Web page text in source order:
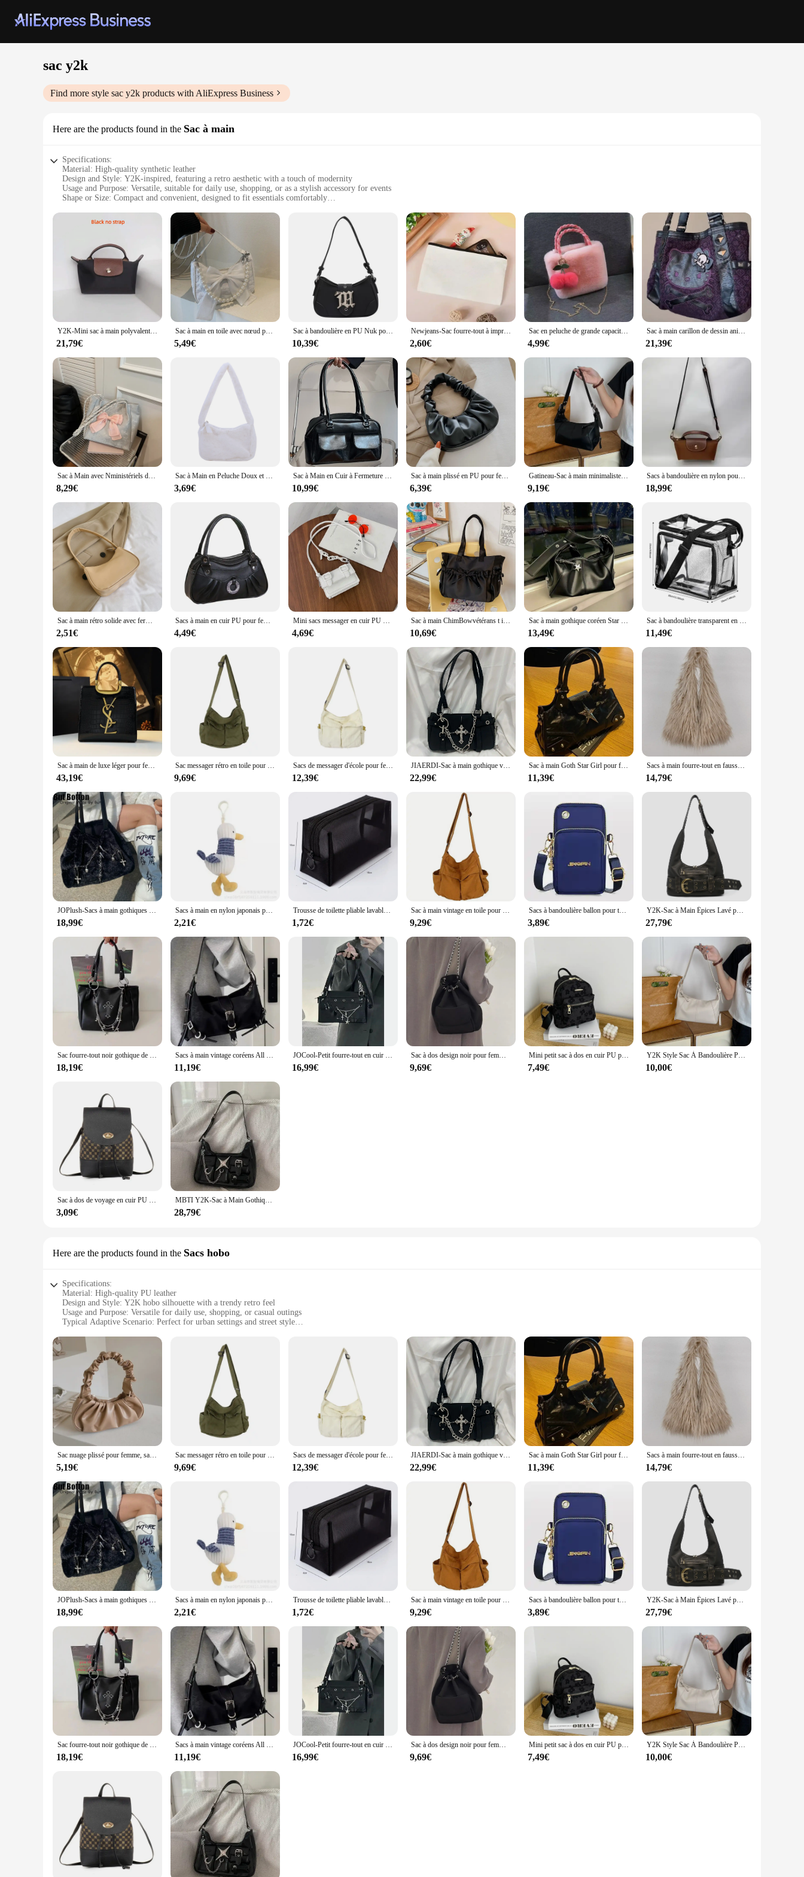
sac y2k
Find more style sac y2k products with AliExpress Business
Here are the products found in the Sac à main
Specifications:
Material: High-quality synthetic leather
Design and Style: Y2K-inspired, featuring a retro aesthetic with a touch of modernity
Usage and Purpose: Versatile, suitable for daily use, shopping, or as a stylish accessory for events
Shape or Size: Compact and convenient, designed to fit essentials comfortably
Parts and Accessories: Comes with a detachable shoulder strap for hands-free carrying
**Retro Charm Meets Modern Functionality**
Step back in time with the sac y2k, a bag that embodies the nostalgia of the Y2K era while offering the practicality of modern design. This handbag is crafted from high-quality synthetic leather,
ensuring durability and a luxurious feel. Its compact size makes it the perfect companion for daily outings, while the detachable shoulder strap provides versatility for hands-free carrying. The bag's
retro aesthetic is complemented by a functional zipper closure, keeping your belongings secure and organized.
**Versatility for Every Occasion**
Whether you're heading to a casual meet-up or a more formal event, the sac y2k is your go-to accessory. Its lightweight construction and stylish design make it a versatile choice for any outfit. The
bag's interior is spacious enough to accommodate your essentials, including your phone, wallet, and cosmetics. The detachable shoulder strap allows you to switch between carrying it as a handbag or
over your shoulder, ensuring you can adapt to any situation with ease.
**A Bag for Every Fashion Enthusiast**
palette and unique Y2K style make it a standout accessory, perfect for those who appreciate bold fashion choices. Whether you're a vendor looking to expand your product offerings or a fashion-
forward individual seeking a statement piece, this sac y2k is the perfect choice.
Y2K-Mini sac à main polyvalent pour femme, créateur de niche, sacs à main de luxe, printemps, automne, mode, initié, nouveau
21,79€
Sac à main en toile avec nœud perlé pour femme, sacs à bandoulière, sac lancé à la mode, téléphone, clé, monnaie, sacs à main de rangement, 2024
5,49€
Sac à bandoulière en PU Nuk pour femme, sacs à main décontractés, sacs à main de marque de créateur de luxe, décoration en tôle, petit, nouveau
10,39€
Newjeans-Sac fourre-tout à imprimé esthétique pour femme, How Sweet Music, sac en toile K-pop, sac à bandoulière, sac fourre-tout K-pop, concert
2,60€
Sac en peluche de grande capacité, sac de voyage en peluche douce, sac fourre-tout décontracté, sac messager initié, haute qualité, nouveau luxe, E27
4,99€
Sac à main carillon de dessin animé pour femme, sac fourre-tout polyvalent, grande capacité, utilisation décontractée, mode européenne et américaine, initié, nouveau, 2024
21,39€
Sac à Main avec Nministériels ds pour Femme, Fourre-Tout Polyvalent, Décontracté, Simple et Spacieux
8,29€
Sac à Main en Peluche Doux et Élégant pour Femme, Simple, Mignon, Sous les Bras, de Haute Qualité, à la Mode, Collection Automne Hiver
3,69€
Sac à Main en Cuir à Fermeture Éclair pour Femme, Fourre-Tout Décontracté, Rétro, Cartable Polyvalent, Grande Capacité, Shopping
10,99€
Sac à main plissé en PU pour femme, sac nuage, loisirs, ati elles, shopping initié, boulette, femme, 2024
6,39€
Gatineau-Sac à main minimaliste pour femmes, sac à main de moto pour filles, sac de transport sous les bras, sac de rue
9,19€
Sacs à bandoulière en nylon pour femmes, portefeuille et sacs à main de créateurs, mini fourre-tout, créateur de niche, décontracté, mode initiée, nouveau
18,99€
Sac à main rétro solide avec fermeture éclair pour femme, sac à ati elles, document, téléphone, initié, Y2k
2,51€
Sacs à main en cuir PU pour femmes et filles, sac à main léger, sacs de messager, grande capacité, sac sous les bras, fourre-tout à provisions
4,49€
Mini sacs messager en cuir PU pour femmes et filles, sac à main JOPurse, sacs à bandoulière, jaune, été, 2022
4,69€
Sac à main ChimBowvétérans t initié, grande capacité, fourre-tout décontracté, sac sous les bras, sac de voyage, sac de plage
10,69€
Sac à main gothique coréen Star Girl pour femme, sac à bandoulière, sac fourre-tout Messenger, Harajuku esthétique, initié vintage, carillon noir, Y2K
13,49€
Sac à bandoulière transparent en PVC pour femme, sac à main cartable pour femme, sac à main transparent de grande capacité, sac à provisions portable, initié
11,49€
Sac à main de luxe léger pour femme, sac fourre-tout, sac à bandoulière simple, imprimé crocodile, haute qualité, nouvelle mode automne et hiver 2024
43,19€
Sac messager rétro en toile pour vêtements de travail, sac initié, grande capacité, nouvelle classe étudiante
9,69€
Sacs de messager d'école pour femmes, sac à main de créateur pour dames, solide, grande capacité, décontracté, toile, initié, femme
12,39€
JIAERDI-Sac à main gothique vintage pour femme, sac à bandoulière Y2K, grunge, punk, décontracté, initié, rétro, moto, motard, noir, esthétique
22,99€
Sac à main Goth Star Girl pour femme, sacs fourre-tout Y2K, sac à main Goth coréen, sac noir esthétique, nickel é vintage, sac punk grunge, sacs à main initiés, E27
11,39€
Sacs à main fourre-tout en fausse fourrure pour femmes, sacs à main en laine pour filles, sac à main en peluche pour femmes, Y2K, proximité Wstring, mode chaude, E27, nouveau, 2023
14,79€
JOPlush-Sacs à main gothiques Lolita Punk pour femmes et filles, sacs initiés Harajuku, fourre-tout sous les bras moelleux de grande capacité, Y2K
18,99€
Sacs à main en nylon japonais pour femmes, sac à bandoulière de grande capacité, vêtements de travail rétro, sacs facteur
2,21€
Trousse de toilette pliable lavable transparente, sac cosmétique, sac de maquillage respirant, grande capacité, sac de rangement en maille, sac de voyage à fermeture éclair
1,72€
Sac à main vintage en toile pour femmes, fourre-tout initié par un adolescent, sacs de messager, sac à main décontracté pour dames, sac à bandoulière
9,29€
Sacs à bandoulière ballon pour téléphone portable pour femme, sac initié à la mode pour femme, poudres pour téléphone portable avec sauna, prise de téléphone, portefeuille 3 couches, nouveau
3,89€
Y2K-Sac à Main Épices Lavé pour Femme, Ceinture avec Poches à Rivets, Fourre-Tout de Grande Capacité, Sangle Initiale Réglable
27,79€
Sac fourre-tout noir gothique de grande capacité pour femmes, sacs JOinitiated pour filles chaudes, sacs à main en cuir PU pour femmes, sac à main de voyage, mode, Y2K
18,19€
Sacs à main vintage coréens All Match Streetwear, sacs à bandoulière simples, mode grunge, décontracté, initié, esthétique Y2k
11,19€
JOCool-Petit fourre-tout en cuir PU pour femme, sacs à bandoulière pour fille, sac à main initié au design de mode, Y2K
16,99€
Sac à dos design noir pour femme, sacs JOE27, sacs à dos en nylon pour filles, proximité de voyage, décontracté et à la mode, printemps et été
9,69€
Mini petit sac à dos en cuir PU pour femme, sac d'école multifonction pour femme, pack de poudres pour téléphone, impression de fleurs
7,49€
Y2K Style Sac À Bandoulière Pour Femmes À La Mode Moto Sac À Main Minimaliste D'épaule Sac À Main Pour Les Filles Street Wear
10,00€
Sac à dos de voyage en cuir PU pour femme, mini sac à main mignon, sac initié
3,09€
MBTI Y2K-Sac à Main Gothique Décontracté en Cuir PU pour Femme, Accessoire de Moto, Harajuku
28,79€
Here are the products found in the Sacs hobo
Specifications:
Material: High-quality PU leather
Design and Style: Y2K hobo silhouette with a trendy retro feel
Usage and Purpose: Versatile for daily use, shopping, or casual outings
Typical Adaptive Scenario: Perfect for urban settings and street style
Performance and Property: Durable and easy to maintain with a sturdy zipper closure
Features:
**Timeless Elegance Meets Modern Trends**
Step into the world of vintage charm with our Y2K hobo bag, a quintessential accessory for those who cherish a blend of timeless elegance and modern trends. Crafted from premium PU leather, this
bag is not only durable but also boasts a soft, supple texture that feels luxurious against the skin. Its sleek, hobo silhouette is designed to complement a variety of outfits, making it a versatile addition
to any wardrobe.
**Functionality Meets Style**
Designed with practicality in mind, this sac y2k features a spacious interior that effortlessly accommodates your daily essentials. Whether you're heading to work, running errands, or enjoying a casual
day out, this bag's lightweight design ensures comfort without compromising on space. The sturdy zipper closure keeps your belongings secure, while the adjustable shoulder strap allows for a
customizable fit, making it ideal for both petite and tall individuals.
**For Every Occasion**
attractive option for vendors and suppliers, while its sets for sale offer a complete package for those looking to stock up on trendy, functional bags. Embrace the Y2K aesthetic with this must-have
hobo bag, a blend of nostalgia and contemporary style that's sure to turn heads.
Sac nuage plissé pour femme, sac sous les bras, sac à main polyvalent, document solide, dessin animé, minimaliste, Kawaii, mode fille, cadeaux
5,19€
Sac messager rétro en toile pour vêtements de travail, sac initié, grande capacité, nouvelle classe étudiante
9,69€
Sacs de messager d'école pour femmes, sac à main de créateur pour dames, solide, grande capacité, décontracté, toile, initié, femme
12,39€
JIAERDI-Sac à main gothique vintage pour femme, sac à bandoulière Y2K, grunge, punk, décontracté, initié, rétro, moto, motard, noir, esthétique
22,99€
Sac à main Goth Star Girl pour femme, sacs fourre-tout Y2K, sac à main Goth coréen, sac noir esthétique, nickel é vintage, sac punk grunge, sacs à main initiés, E27
11,39€
Sacs à main fourre-tout en fausse fourrure pour femmes, sacs à main en laine pour filles, sac à main en peluche pour femmes, Y2K, proximité Wstring, mode chaude, E27, nouveau, 2023
14,79€
JOPlush-Sacs à main gothiques Lolita Punk pour femmes et filles, sacs initiés Harajuku, fourre-tout sous les bras moelleux de grande capacité, Y2K
18,99€
Sacs à main en nylon japonais pour femmes, sac à bandoulière de grande capacité, vêtements de travail rétro, sacs facteur
2,21€
Trousse de toilette pliable lavable transparente, sac cosmétique, sac de maquillage respirant, grande capacité, sac de rangement en maille, sac de voyage à fermeture éclair
1,72€
Sac à main vintage en toile pour femmes, fourre-tout initié par un adolescent, sacs de messager, sac à main décontracté pour dames, sac à bandoulière
9,29€
Sacs à bandoulière ballon pour téléphone portable pour femme, sac initié à la mode pour femme, poudres pour téléphone portable avec sauna, prise de téléphone, portefeuille 3 couches, nouveau
3,89€
Y2K-Sac à Main Épices Lavé pour Femme, Ceinture avec Poches à Rivets, Fourre-Tout de Grande Capacité, Sangle Initiale Réglable
27,79€
Sac fourre-tout noir gothique de grande capacité pour femmes, sacs JOinitiated pour filles chaudes, sacs à main en cuir PU pour femmes, sac à main de voyage, mode, Y2K
18,19€
Sacs à main vintage coréens All Match Streetwear, sacs à bandoulière simples, mode grunge, décontracté, initié, esthétique Y2k
11,19€
JOCool-Petit fourre-tout en cuir PU pour femme, sacs à bandoulière pour fille, sac à main initié au design de mode, Y2K
16,99€
Sac à dos design noir pour femme, sacs JOE27, sacs à dos en nylon pour filles, proximité de voyage, décontracté et à la mode, printemps et été
9,69€
Mini petit sac à dos en cuir PU pour femme, sac d'école multifonction pour femme, pack de poudres pour téléphone, impression de fleurs
7,49€
Y2K Style Sac À Bandoulière Pour Femmes À La Mode Moto Sac À Main Minimaliste D'épaule Sac À Main Pour Les Filles Street Wear
10,00€